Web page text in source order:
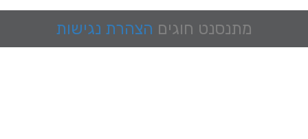
מתנסנט חוגים הצהרת נגישות